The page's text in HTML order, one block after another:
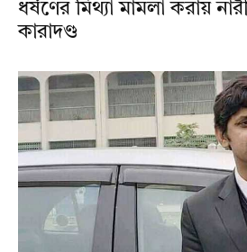
ধর্ষণের মিথ্যা মামলা করায়
কারাদণ্ড